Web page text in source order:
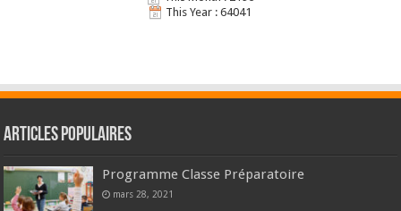
This Year : 64041
Articles populaires
Programme Classe Préparatoire
mars 28, 2021